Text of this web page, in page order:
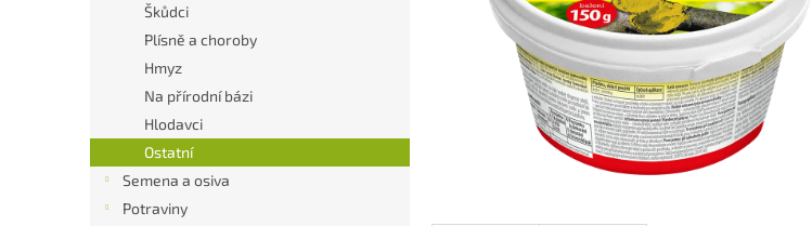
Škůdci
Plísně a choroby
Hmyz
Na přírodní bázi
Hlodavci
Ostatní
Semena a osiva
Potraviny